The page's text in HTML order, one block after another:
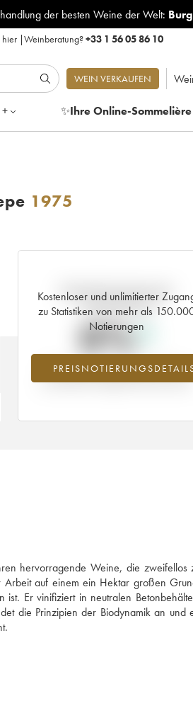
der besten Weine der Welt:
hier|Weinberatung?+33 1 56 05 86 10
WEIN VERKAUFEN
✨Ihre Online-Sommelière
1975
Kostenloser und unlimitierter
zu Statistiken von mehr als
Notierungen
Aktuelle Entwicklung der
Preisnotierung
0%
Preisanstiegs des Jahrgangs 1975 im
Jahr 2026 im Vergleich zum Jahr 2025
hervorragende Weine, die zweifellos
auf einem ein Hektar großen
Er vinifiziert in neutralen
die Prinzipien der Biodynamik an und